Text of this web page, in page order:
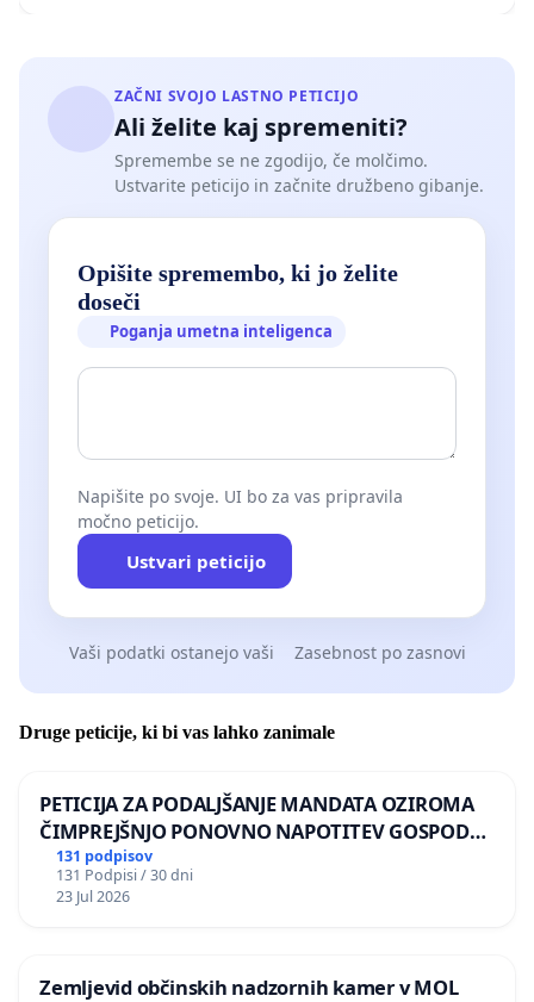
ZAČNI SVOJO LASTNO PETICIJO
Ali želite kaj spremeniti?
Spremembe se ne zgodijo, če molčimo.
Ustvarite peticijo in začnite družbeno gibanje.
Opišite spremembo, ki jo želite
doseči
Poganja umetna inteligenca
Napišite po svoje. UI bo za vas pripravila
močno peticijo.
Ustvari peticijo
Vaši podatki ostanejo vaši Zasebnost po zasnovi
Druge peticije, ki bi vas lahko zanimale
PETICIJA ZA PODALJŠANJE MANDATA OZIROMA
ČIMPREJŠNJO PONOVNO NAPOTITEV GOSPODA
BERNARDA ŠRAJNERJA NA VELEPOSLANIŠTVO
REPUBLIKE SLOVENIJE V MOSKVI
131 podpisov
131 Podpisi / 30 dni
23 Jul 2026
Zemljevid občinskih nadzornih kamer v MOL